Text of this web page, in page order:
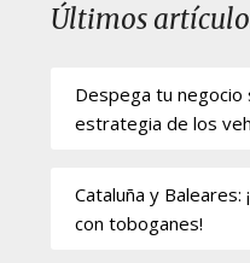
Últimos
Despega tu negocio
estrategia de los
Cataluña y Baleares:
con toboganes!